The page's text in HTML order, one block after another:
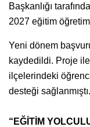
Başkanlığı
2027 eğitim
Yeni dönem
kaydedildi. Proje
ilçelerindeki
desteği sağlanmıştı.
“EĞİTİM